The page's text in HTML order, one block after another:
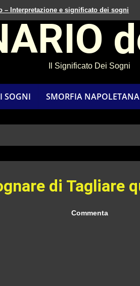
– Interpretazione e significato dei sogni
Il Significato Dei Sogni
SOGNI SMORFIA NAPOLETANA
di Tagliare
Commenta